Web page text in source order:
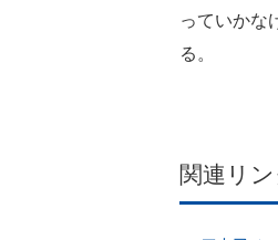
っていかな
る。
関連リン